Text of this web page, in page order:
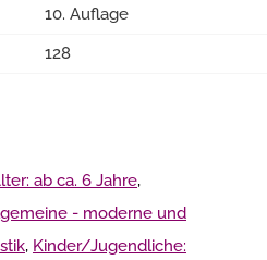
10. Auflage
128
ab ca. 6 Jahre,
- moderne und
, Kinder/Jugendliche: